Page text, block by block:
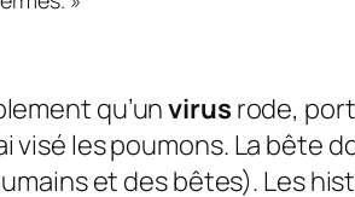
qu’unvirus rode,
visé les poumons. La bête
et des bêtes). Les